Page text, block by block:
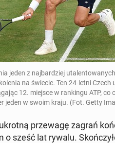
jeden z naj­bar­dziej
na świecie. Ten 24-letni Czech
12. miejsce w ran­kin­gu ATP, co
jeden w swoim kraju. (Fot. Getty
prze­wa­gę zagrań
o sześć lat rywalu.